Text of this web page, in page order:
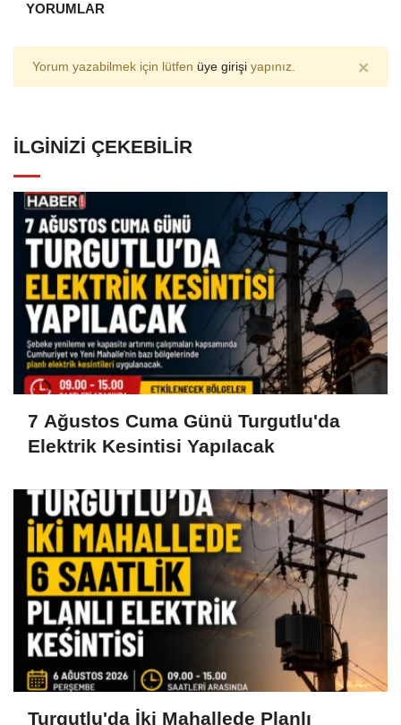
YORUMLAR
Yorum yazabilmek için lütfen üye girişi yapınız. ×
İLGINIZI ÇEKEBILIR
7 Ağustos Cuma Günü Turgutlu'da
Elektrik Kesintisi Yapılacak
Turgutlu'da İki Mahallede Planlı